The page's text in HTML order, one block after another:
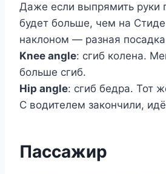
Даже если выпрямить руки
будет больше, чем на
наклоном — разная
Knee angle: сгиб колена.
больше сгиб.
Hip angle: сгиб бедра. Тот
С водителем закончили,
Пассажир